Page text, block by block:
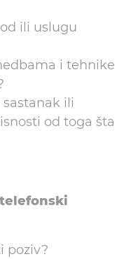
ili uslugu
i tehnike
ili
od toga šta
poziv?